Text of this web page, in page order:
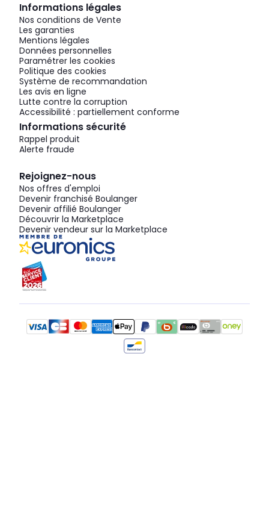
Informations légales
Nos conditions de Vente
Les garanties
Mentions légales
Données personnelles
Paramétrer les cookies
Politique des cookies
Système de recommandation
Les avis en ligne
Lutte contre la corruption
Accessibilité : partiellement conforme
Informations sécurité
Rappel produit
Alerte fraude
Rejoignez-nous
Nos offres d'emploi
Devenir franchisé Boulanger
Devenir affilié Boulanger
Découvrir la Marketplace
Devenir vendeur sur la Marketplace